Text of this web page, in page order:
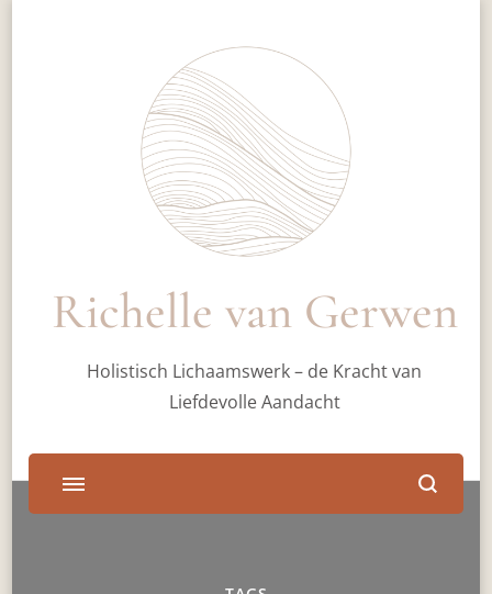
Richelle van Gerwen
Holistisch Lichaamswerk – de Kracht van
Liefdevolle Aandacht